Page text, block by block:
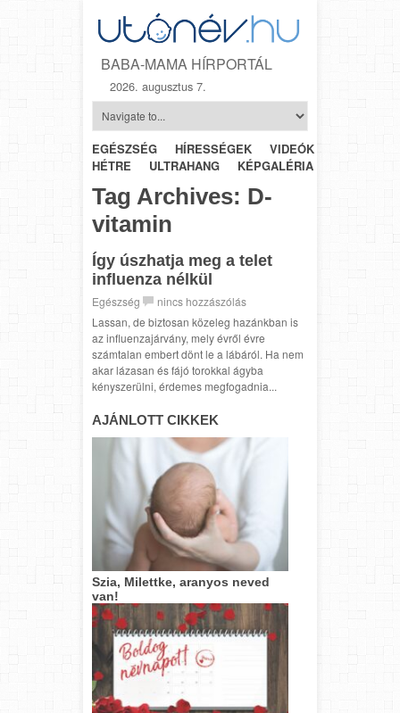
BABA-MAMA HÍRPORTÁL
2026. augusztus 7.
EGÉSZSÉG HÍRESSÉGEK VIDEÓK
HÉTRŐL-
HÉTRE
ULTRAHANG KÉPGALÉRIA
Tag Archives: D-
vitamin
Így úszhatja meg a telet
influenza nélkül
Egészség
nincs hozzászólás
Lassan, de biztosan közeleg hazánkban is
az influenzajárvány, mely évről évre
számtalan embert dönt le a lábáról. Ha nem
akar lázasan és fájó torokkal ágyba
kényszerülni, érdemes megfogadnia...
AJÁNLOTT CIKKEK
Szia, Milettke, aranyos neved
van!